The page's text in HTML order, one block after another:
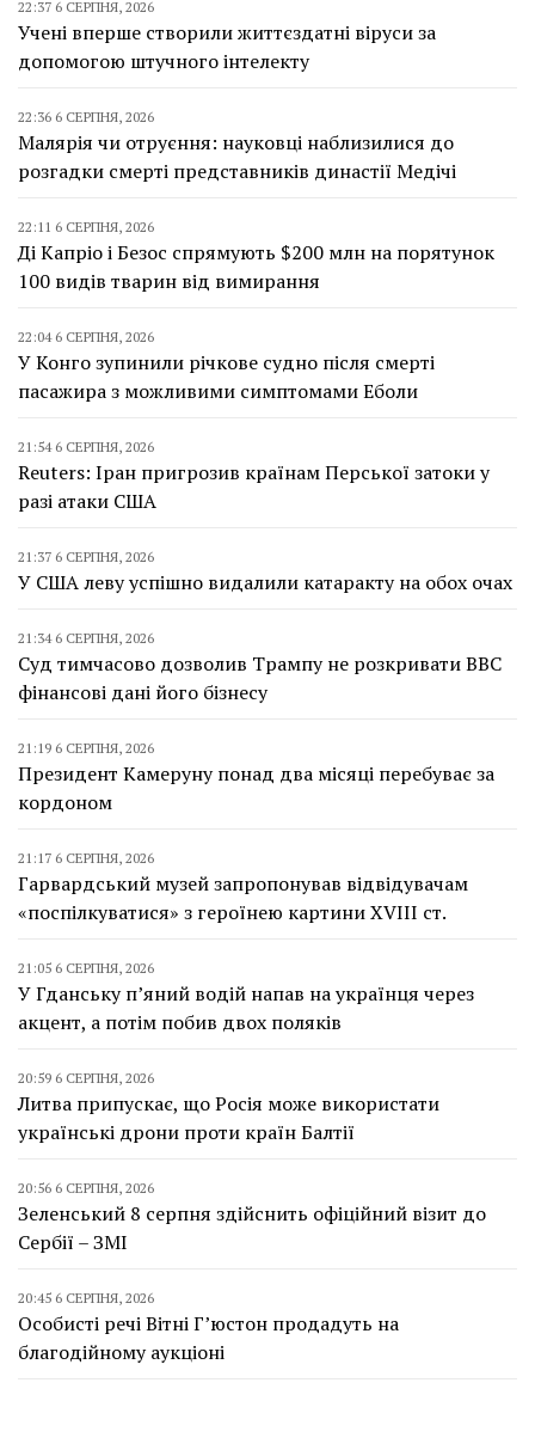
22:37 6 СЕРПНЯ, 2026
Учені вперше створили життєздатні віруси за
допомогою штучного інтелекту
22:36 6 СЕРПНЯ, 2026
Малярія чи отруєння: науковці наблизилися до
розгадки смерті представників династії Медічі
22:11 6 СЕРПНЯ, 2026
Ді Капріо і Безос спрямують $200 млн на порятунок
100 видів тварин від вимирання
22:04 6 СЕРПНЯ, 2026
У Конго зупинили річкове судно після смерті
пасажира з можливими симптомами Еболи
21:54 6 СЕРПНЯ, 2026
Reuters: Іран пригрозив країнам Перської затоки у
разі атаки США
21:37 6 СЕРПНЯ, 2026
У США леву успішно видалили катаракту на обох очах
21:34 6 СЕРПНЯ, 2026
Суд тимчасово дозволив Трампу не розкривати BBC
фінансові дані його бізнесу
21:19 6 СЕРПНЯ, 2026
Президент Камеруну понад два місяці перебуває за
кордоном
21:17 6 СЕРПНЯ, 2026
Гарвардський музей запропонував відвідувачам
«поспілкуватися» з героїнею картини XVIII ст.
21:05 6 СЕРПНЯ, 2026
У Гданську п’яний водій напав на українця через
акцент, а потім побив двох поляків
20:59 6 СЕРПНЯ, 2026
Литва припускає, що Росія може використати
українські дрони проти країн Балтії
20:56 6 СЕРПНЯ, 2026
Зеленський 8 серпня здійснить офіційний візит до
Сербії – ЗМІ
20:45 6 СЕРПНЯ, 2026
Особисті речі Вітні Г’юстон продадуть на
благодійному аукціоні